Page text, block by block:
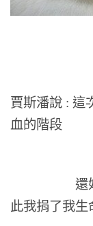
賈斯潘說 : 這
血的階段
還好~ 我
此我捐了我